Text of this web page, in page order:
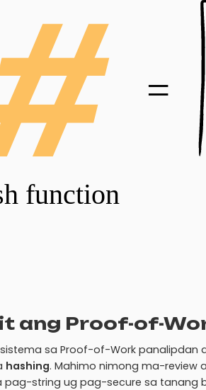
ang Proof-of-
sa Proof-of-Work panalipdan
hashing. Mahimo nimong ma-review
pag-string ug pag-secure sa tanang